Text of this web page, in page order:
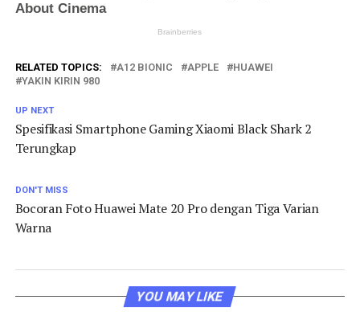
RELATED TOPICS: A12 BIONIC APPLE
HUAWEI
YAKIN KIRIN 980
UP NEXT
Spesifikasi Smartphone Gaming Xiaomi Black Shark 2
Terungkap
DON'T MISS
Bocoran Foto Huawei Mate 20 Pro dengan Tiga Varian
Warna
YOU MAY LIKE